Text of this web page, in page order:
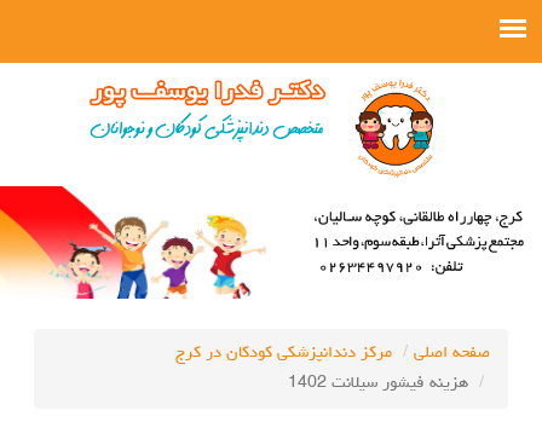
صفحه اصلی
مرکز دندانپزشکی کودکان در کرج
هزینه فیشور سیلانت 1402